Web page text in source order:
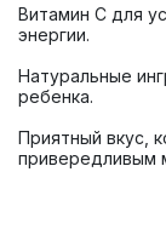
Витамин С для
Натуральные
Приятный вкус,